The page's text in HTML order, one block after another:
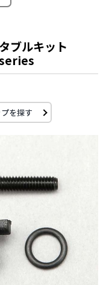
ブルキット
を探す